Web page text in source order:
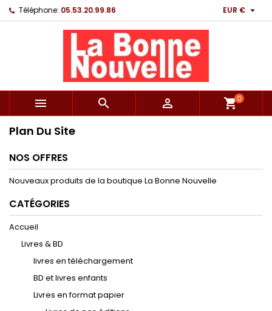
Téléphone: 05.53.20.99.86 EUR € 
   shopping_cart0
Plan Du Site
NOS OFFRES
Nouveaux produits de la boutique La Bonne Nouvelle
CATÉGORIES
Accueil
Livres & BD
livres en téléchargement
BD et livres enfants
Livres en format papier